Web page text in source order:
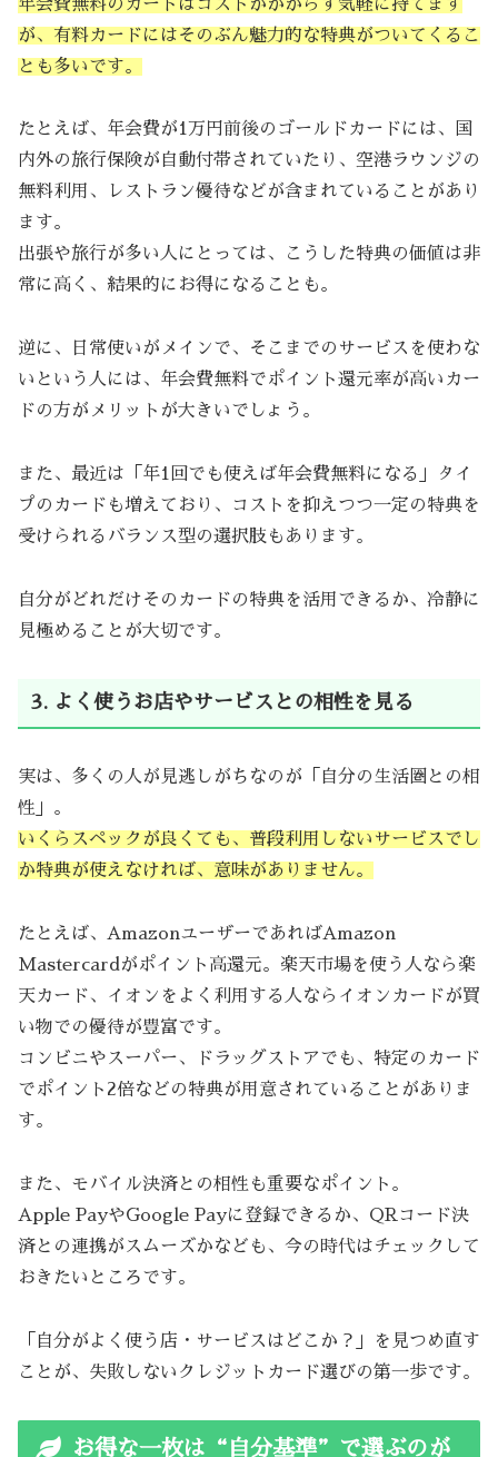
年会費無料のカードはコストがかからず気軽に持てます
が、有料カードにはそのぶん魅力的な特典がついてくるこ
とも多いです。
たとえば、年会費が1万円前後のゴールドカードには、国
内外の旅行保険が自動付帯されていたり、空港ラウンジの
無料利用、レストラン優待などが含まれていることがあり
ます。
出張や旅行が多い人にとっては、こうした特典の価値は非
常に高く、結果的にお得になることも。
逆に、日常使いがメインで、そこまでのサービスを使わな
いという人には、年会費無料でポイント還元率が高いカー
ドの方がメリットが大きいでしょう。
また、最近は「年1回でも使えば年会費無料になる」タイ
プのカードも増えており、コストを抑えつつ一定の特典を
受けられるバランス型の選択肢もあります。
自分がどれだけそのカードの特典を活用できるか、冷静に
見極めることが大切です。
3. よく使うお店やサービスとの相性を見る
実は、多くの人が見逃しがちなのが「自分の生活圏との相
性」。
いくらスペックが良くても、普段利用しないサービスでし
か特典が使えなければ、意味がありません。
たとえば、AmazonユーザーであればAmazon
Mastercardがポイント高還元。楽天市場を使う人なら楽
天カード、イオンをよく利用する人ならイオンカードが買
い物での優待が豊富です。
コンビニやスーパー、ドラッグストアでも、特定のカード
でポイント2倍などの特典が用意されていることがありま
す。
また、モバイル決済との相性も重要なポイント。
Apple PayやGoogle Payに登録できるか、QRコード決
済との連携がスムーズかなども、今の時代はチェックして
おきたいところです。
「自分がよく使う店・サービスはどこか？」を見つめ直す
ことが、失敗しないクレジットカード選びの第一歩です。
お得な一枚は“自分基準”で選ぶのが